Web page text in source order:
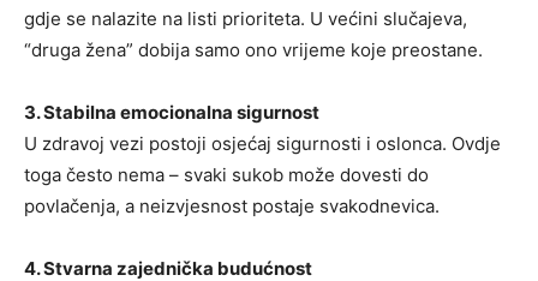
gdje se nalazite na listi prioriteta. U većini slučajeva,
“druga žena” dobija samo ono vrijeme koje preostane.
3. Stabilna emocionalna sigurnost
U zdravoj vezi postoji osjećaj sigurnosti i oslonca. Ovdje
toga često nema – svaki sukob može dovesti do
povlačenja, a neizvjesnost postaje svakodnevica.
4. Stvarna zajednička budućnost